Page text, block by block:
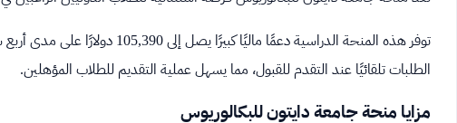
توفر هذه المنحة الدراسية دعمًا
الطلبات تلقائيًا عند التقدم للقبول، مما يسهل عملية التقديم للطلاب المؤهلين.
مزايا منحة جامعة دايتون للبكالوريوس